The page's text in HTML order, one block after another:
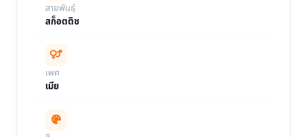
สายพันธุ์
สก็อตติช
เพศ
เมีย